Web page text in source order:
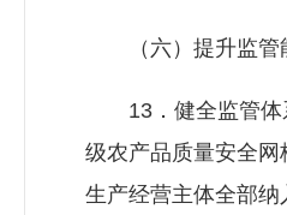
（六）提升监管
13．健全监管体系
级农产品质量安全网
生产经营主体全部